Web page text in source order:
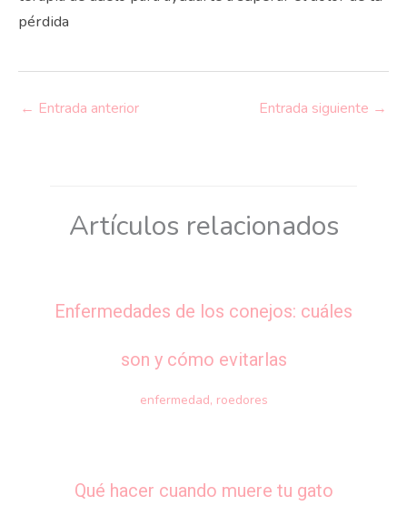
pérdida
← Entrada anterior Entrada siguiente →
Artículos relacionados
Enfermedades de los conejos: cuáles
son y cómo evitarlas
enfermedad, roedores
Qué hacer cuando muere tu gato